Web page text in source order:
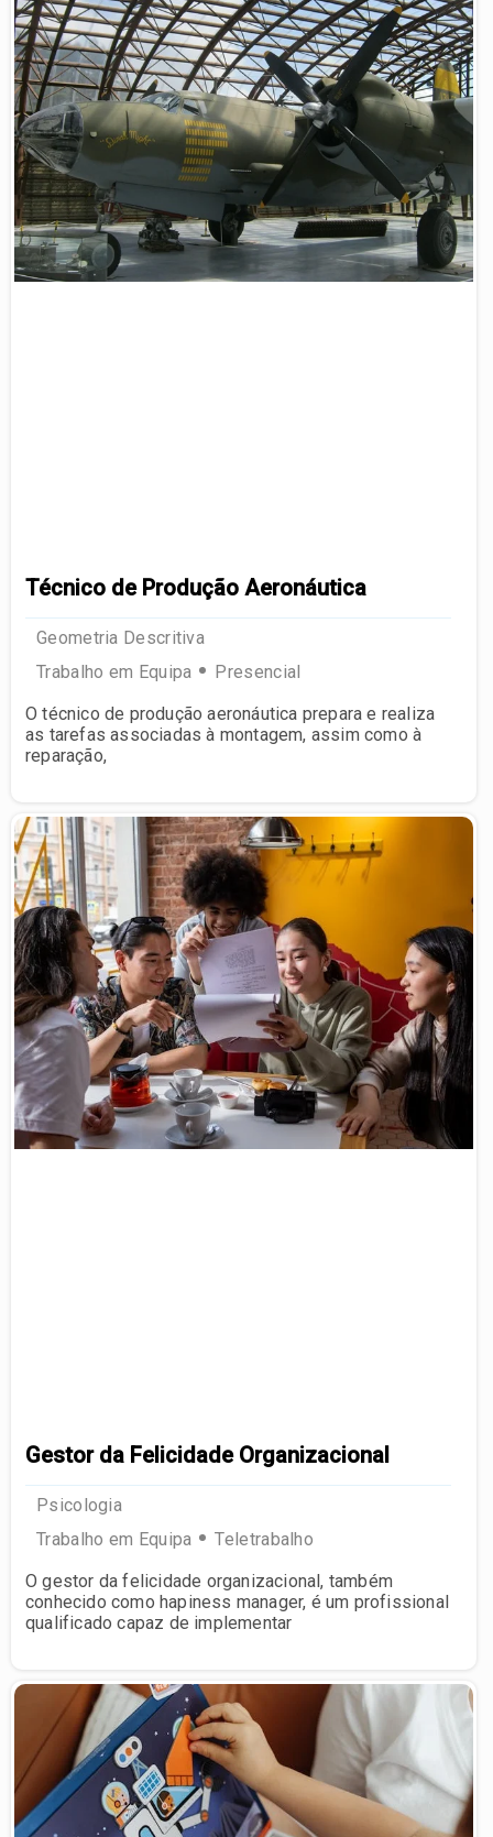
Técnico de Produção Aeronáutica
Geometria Descritiva
Trabalho em Equipa
Presencial
O técnico de produção aeronáutica prepara e realiza
as tarefas associadas à montagem, assim como à
reparação,
Gestor da Felicidade Organizacional
Psicologia
Trabalho em Equipa
Teletrabalho
O gestor da felicidade organizacional, também
conhecido como hapiness manager, é um profissional
qualificado capaz de implementar